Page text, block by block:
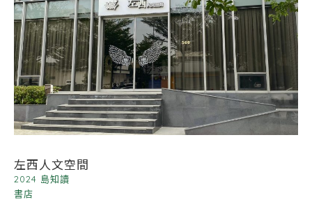
左西人文空間
2024 島知讀
書店